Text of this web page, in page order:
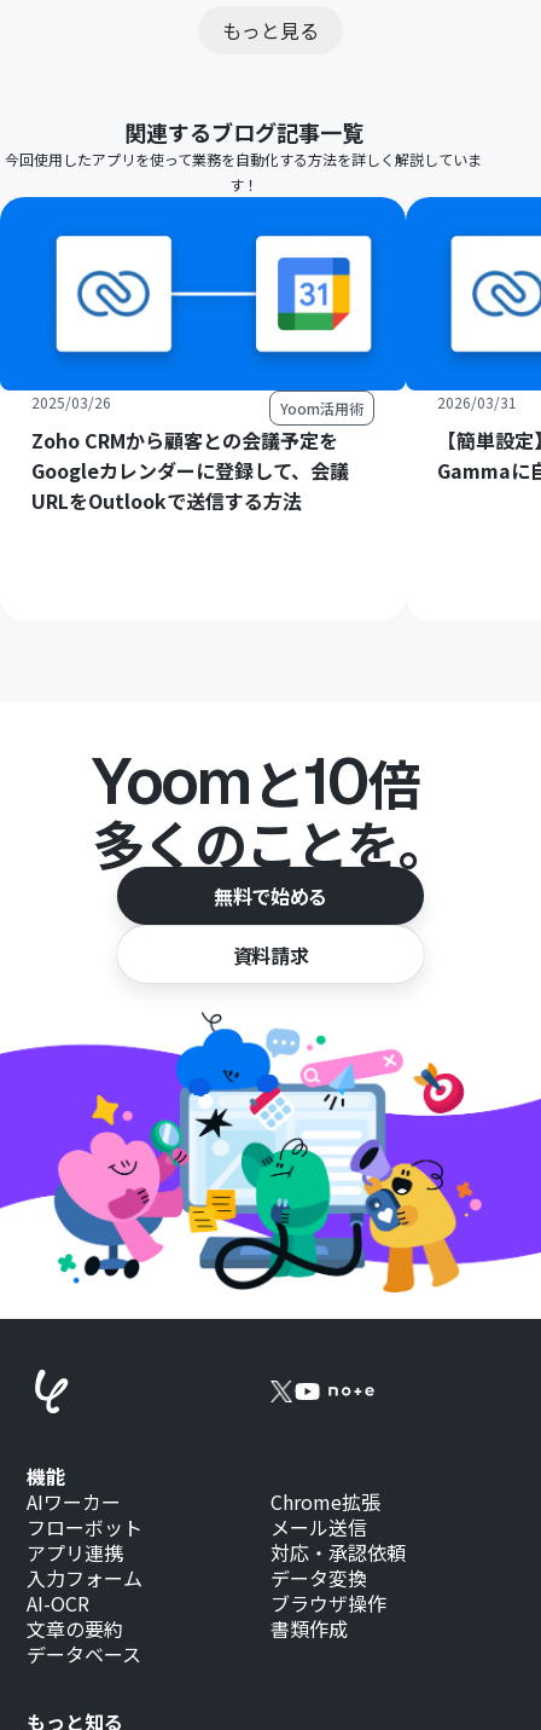
もっと見る
関連するブログ記事一覧
今回使用したアプリを使って業務を自動化する方法を詳しく解説していま
す！
2025/03/26 Yoom活用術
Zoho CRMから顧客との会議予定を
Googleカレンダーに登録して、会議
URLをOutlookで送信する方法
2026/03/31
【簡単設
Gammaに
Yoomと10倍
多くのことを。
無料で始める
資料請求
もっと知る
機能
AIワーカー
フローボット
アプリ連携
入力フォーム
AI-OCR
文章の要約
データベース
Chrome拡張
メール送信
対応・承認依頼
データ変換
ブラウザ操作
書類作成